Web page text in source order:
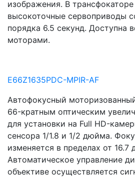
изображения. В
высокоточные сервоприводы
порядка 6.5 секунд. Доступна
моторами.
E66Z1635PDC-MPIR-AF
Автофокусный
66-кратным оптическим
для установки на Full HD-
сенсора 1/1.8 и 1/2 дюйма.
изменяется в пределах от 16.7
Автоматическое управление
объективе осуществляется